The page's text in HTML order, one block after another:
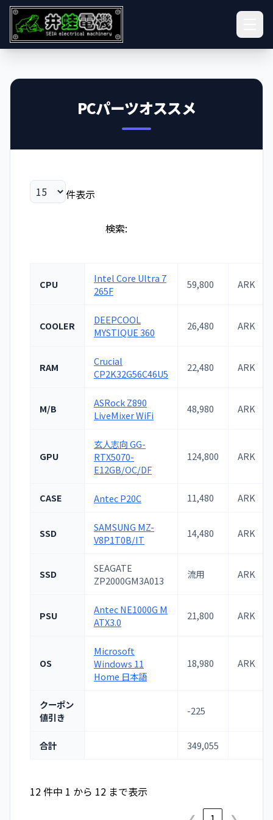
PCパーツオススメ
件表示
検索:
CPU
Intel Core Ultra 7
265F
59,800 ARK
COOLER
DEEPCOOL
MYSTIQUE 360
26,480 ARK
RAM
Crucial
CP2K32G56C46U5
22,480 ARK
M/B
ASRock Z890
LiveMixer WiFi
48,980 ARK
GPU
玄人志向 GG-
RTX5070-
E12GB/OC/DF
124,800 ARK
CASE Antec P20C 11,480 ARK
SSD
SAMSUNG MZ-
V8P1T0B/IT
14,480 ARK
SSD
SEAGATE
ZP2000GM3A013
流用 ARK
PSU
Antec NE1000G M
ATX3.0
21,800 ARK
OS
Microsoft
Windows 11
Home 日本語
18,980 ARK
クーポン
値引き
-225
合計 349,055
12 件中 1 から 12 まで表示